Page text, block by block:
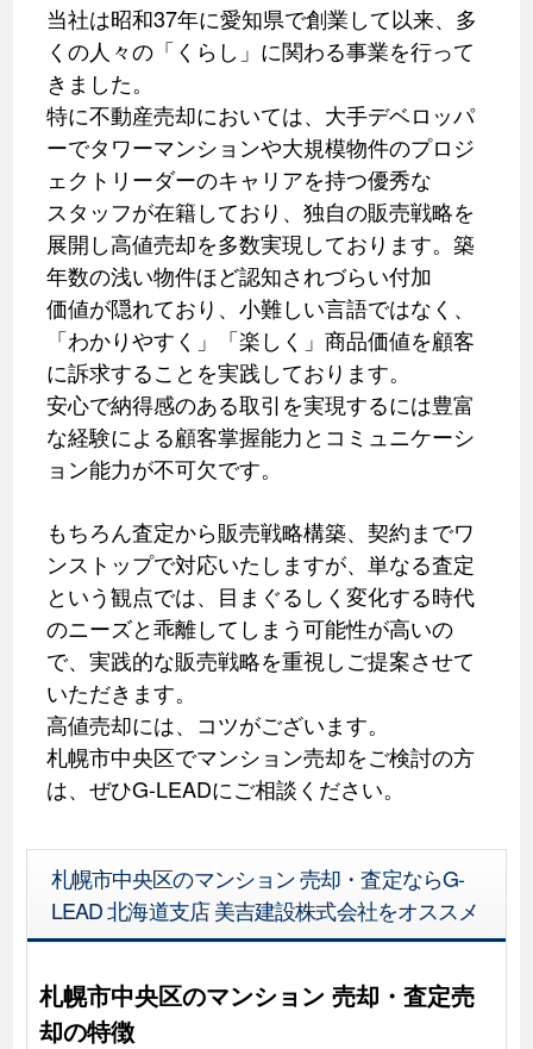
当社は昭和37年に愛知県で創業して以来、多
くの人々の「くらし」に関わる事業を行って
きました。
特に不動産売却においては、大手デベロッパ
ーでタワーマンションや大規模物件のプロジ
ェクトリーダーのキャリアを持つ優秀な
スタッフが在籍しており、独自の販売戦略を
展開し高値売却を多数実現しております。築
年数の浅い物件ほど認知されづらい付加
価値が隠れており、小難しい言語ではなく、
「わかりやすく」「楽しく」商品価値を顧客
に訴求することを実践しております。
安心で納得感のある取引を実現するには豊富
な経験による顧客掌握能力とコミュニケーシ
ョン能力が不可欠です。
もちろん査定から販売戦略構築、契約までワ
ンストップで対応いたしますが、単なる査定
という観点では、目まぐるしく変化する時代
のニーズと乖離してしまう可能性が高いの
で、実践的な販売戦略を重視しご提案させて
いただきます。
高値売却には、コツがございます。
札幌市中央区でマンション売却をご検討の方
は、ぜひG-LEADにご相談ください。
札幌市中央区のマンション 売却・査定ならG-
LEAD 北海道支店 美吉建設株式会社をオススメ
札幌市中央区のマンション 売却・査定売
却の特徴